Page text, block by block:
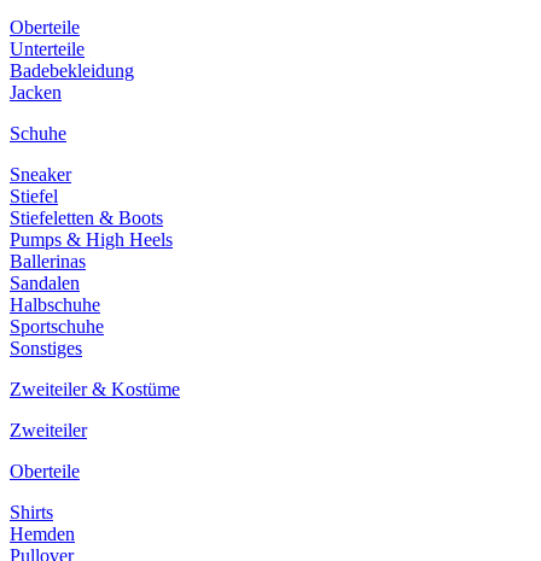
Oberteile
Unterteile
Badebekleidung
Jacken
Schuhe
Sneaker
Stiefel
Stiefeletten & Boots
Pumps & High Heels
Ballerinas
Sandalen
Halbschuhe
Sportschuhe
Sonstiges
Zweiteiler & Kostüme
Zweiteiler
Oberteile
Shirts
Hemden
Pullover